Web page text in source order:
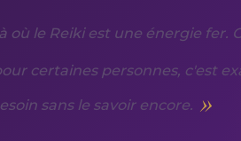
où le Reiki est une énergie fer.
certaines personnes, c'est
sans le savoir encore.